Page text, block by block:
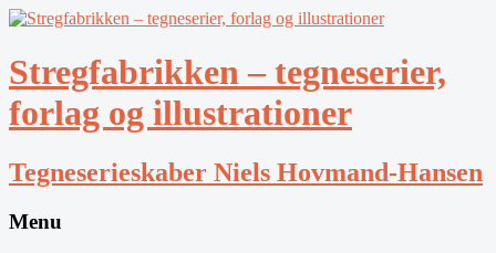
Stregfabrikken – tegneserier,
forlag og illustrationer
Tegneserieskaber Niels Hovmand-Hansen
Menu